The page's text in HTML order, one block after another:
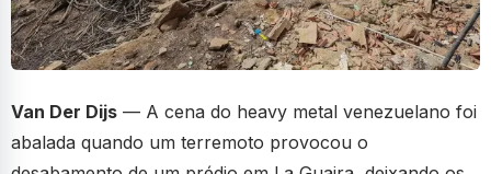
Van Der Dijs — A cena do heavy metal venezuelano foi
abalada quando um terremoto provocou o